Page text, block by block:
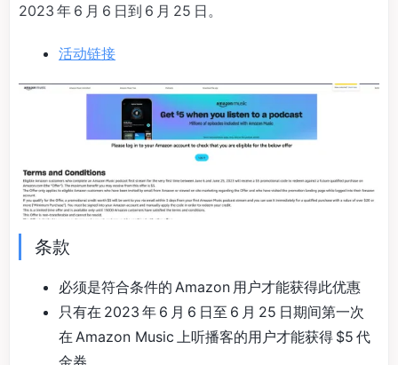
2023 年 6 月 6 日到 6 月 25 日。
活动链接
条款
必须是符合条件的 Amazon 用户才能获得此优惠
只有在 2023 年 6 月 6 日至 6 月 25 日期间第一次
在 Amazon Music 上听播客的用户才能获得 $5 代